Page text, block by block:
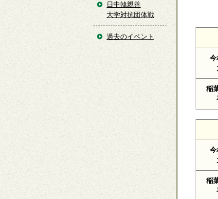
今
稲
今
稲
日中韓親善
大学対抗団体戦
過去のイベント